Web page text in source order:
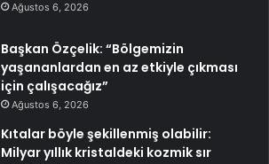
Ağustos 6, 2026
Başkan Özçelik: “Bölgemizin
yaşananlardan en az etkiyle çıkması
için çalışacağız”
Ağustos 6, 2026
Kıtalar böyle şekillenmiş olabilir:
Milyar yıllık kristaldeki kozmik sır